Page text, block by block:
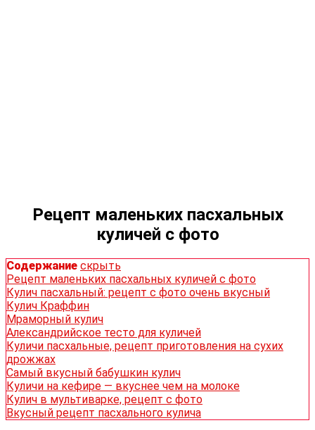
Рецепт маленьких пасхальных
куличей с фото
Содержание скрыть
Рецепт маленьких пасхальных куличей с фото
Кулич пасхальный: рецепт с фото очень вкусный
Кулич Краффин
Мраморный кулич
Александрийское тесто для куличей
Куличи пасхальные, рецепт приготовления на сухих
дрожжах
Самый вкусный бабушкин кулич
Куличи на кефире — вкуснее чем на молоке
Кулич в мультиварке, рецепт с фото
Вкусный рецепт пасхального кулича